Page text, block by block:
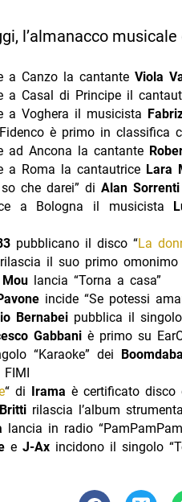
l’almanacco musicale
a Canzo la cantante Viola
a Casal di Principe il
a Voghera il musicista
è primo in classifica
ad Ancona la cantante
a Roma la cantautriceLara
che darei” di Alan Sorrenti
a Bologna il musicista
pubblicano il disco “La
rilascia il suo primo omonimo
lancia “Torna a casa”
incide “Se potessi
Bernabei pubblica il
Gabbani è primo su
“Karaoke” dei
“ di Irama è certificato disco
rilascia l’album
lancia in radio
e J-Ax incidono il singolo